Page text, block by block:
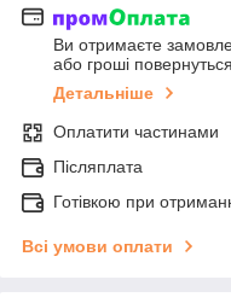
Ви отримаєте
або гроші
Детальніше
Оплатити частинами
Післяплата
Готівкою при
Всі умови оплати